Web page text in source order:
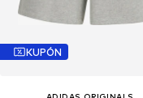
KUPÓN